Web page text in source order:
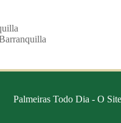
Palmeiras Todo Dia - O